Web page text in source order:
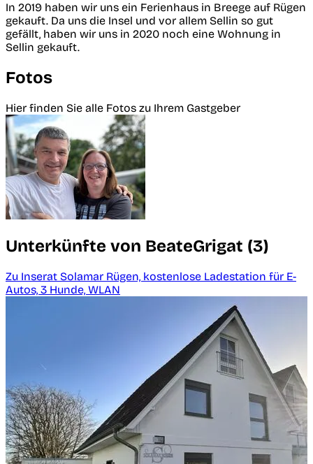
In 2019 haben wir uns ein Ferienhaus in Breege auf Rügen
gekauft. Da uns die Insel und vor allem Sellin so gut
gefällt, haben wir uns in 2020 noch eine Wohnung in
Sellin gekauft.
Fotos
Hier finden Sie alle Fotos zu Ihrem Gastgeber
Unterkünfte von BeateGrigat (3)
Zu Inserat Solamar Rügen, kostenlose Ladestation für E-
Autos, 3 Hunde, WLAN